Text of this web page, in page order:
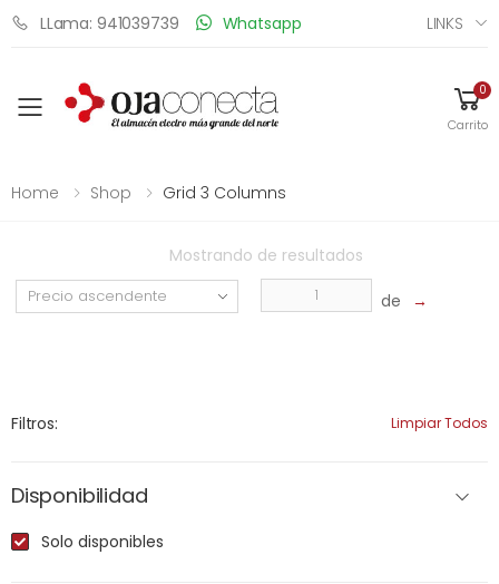
LLama: 941039739 Whatsapp LINKS
Toggle mobile menu
0
Carrito
Home Shop Grid 3 Columns
Mostrando de resultados
de →
Filtros: Limpiar Todos
Disponibilidad
Solo disponibles